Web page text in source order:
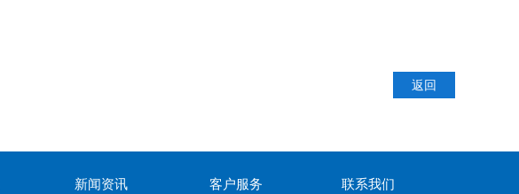
返回
新闻资讯 客户服务 联系我们